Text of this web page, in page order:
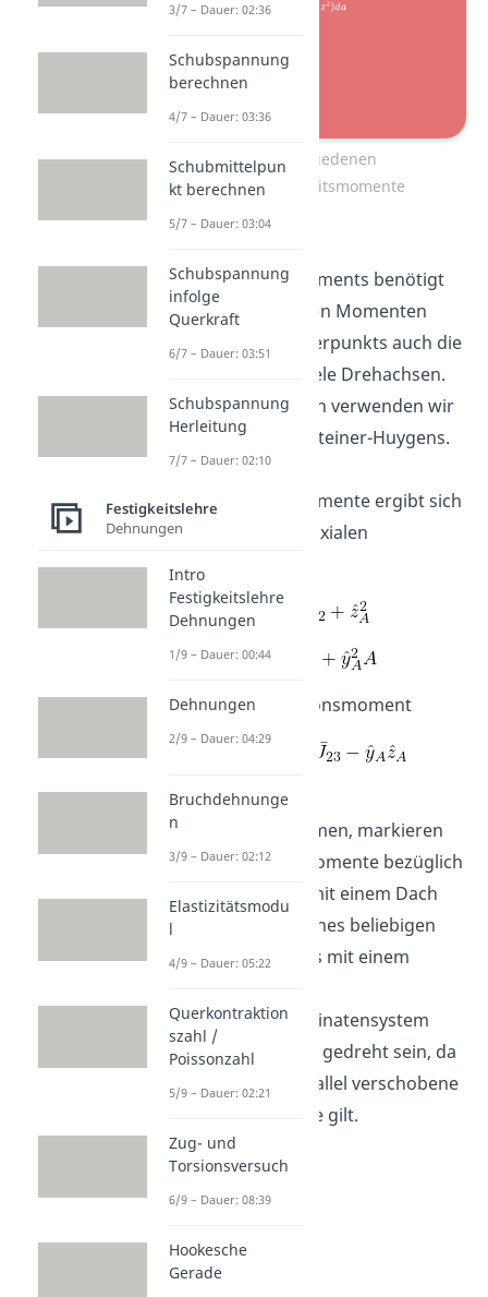
Die verschiedenen
Flächenträgheitsmomente
Flächenträgheitsmoments benötigt
man meist neben den Momenten
bezüglich des Schwerpunkts auch die
Momente für parallele Drehachsen.
Bei diesem Vorgehen verwenden wir
dann den Satz von Steiner-Huygens.
Für die jeweiligen
Flächenträgheitsmomente ergibt sich
laut diesem für die axialen
Trägheitsmomente:
Und für das Deviationsmoment
Damit wir nicht
durcheinanderkommen, markieren
wir die jeweiligen Momente bezüglich
des Schwerpunkts mit einem Dach
und die bezüglich eines beliebigen
Koordinatensystems mit einem
Das beliebige Koordinatensystem
darf allerdings nicht gedreht sein, da
der Satz nur für parallel verschobene
Koordinatensysteme gilt.
3/7 – Dauer: 02:36
Schubspannung
berechnen
4/7 – Dauer: 03:36
Schubmittelpun
kt berechnen
5/7 – Dauer: 03:04
Schubspannung
infolge
Querkraft
6/7 – Dauer: 03:51
Schubspannung
Herleitung
7/7 – Dauer: 02:10
Festigkeitslehre
Dehnungen
Intro
Festigkeitslehre
Dehnungen
1/9 – Dauer: 00:44
Dehnungen
2/9 – Dauer: 04:29
Bruchdehnunge
n
3/9 – Dauer: 02:12
Elastizitätsmodu
l
4/9 – Dauer: 05:22
Querkontraktion
szahl /
Poissonzahl
5/9 – Dauer: 02:21
Zug- und
Torsionsversuch
6/9 – Dauer: 08:39
Hookesche
Gerade